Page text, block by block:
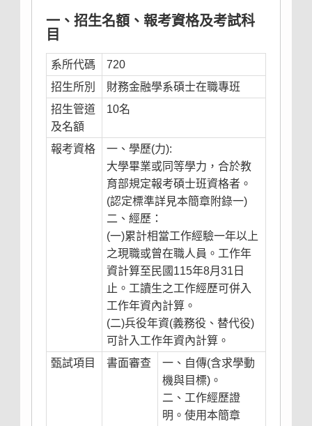
一、招生名額、報考資格及考試科
目
系所代碼
720
招生所別
財務金融學系碩士在職專班
招生管道
及名額
10名
報考資格
一、學歷(力):
大學畢業或同等學力，合於教
育部規定報考碩士班資格者。
(認定標準詳見本簡章附錄一)
二、經歷：
(一)累計相當工作經驗一年以上
之現職或曾在職人員。工作年
資計算至民國115年8月31日
止。工讀生之工作經歷可併入
工作年資內計算。
(二)兵役年資(義務役、替代役)
可計入工作年資內計算。
甄試項目
書面審查
一、自傳(含求學動
機與目標)。
二、工作經歷證
明。使用本簡章